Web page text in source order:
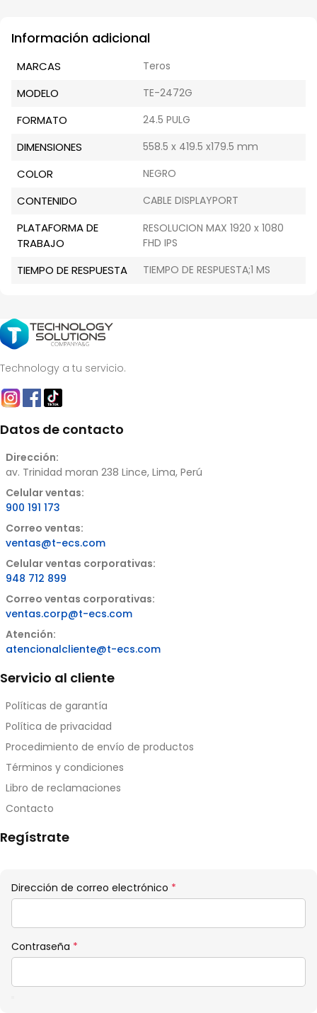
Información adicional
MARCAS Teros
MODELO TE-2472G
FORMATO 24.5 PULG
DIMENSIONES 558.5 x 419.5 x179.5 mm
COLOR NEGRO
CONTENIDO CABLE DISPLAYPORT
PLATAFORMA DE
TRABAJO
RESOLUCION MAX 1920 x 1080
FHD IPS
TIEMPO DE RESPUESTA TIEMPO DE RESPUESTA;1 MS
Technology a tu servicio.
Datos de contacto
Dirección:
av. Trinidad moran 238 Lince, Lima, Perú
Celular ventas:
900 191 173
Correo ventas:
ventas@t-ecs.com
Celular ventas corporativas:
948 712 899
Correo ventas corporativas:
ventas.corp@t-ecs.com
Atención:
atencionalcliente@t-ecs.com
Servicio al cliente
Políticas de garantía
Política de privacidad
Procedimiento de envío de productos
Términos y condiciones
Libro de reclamaciones
Contacto
Regístrate
Dirección de correo electrónico *
Contraseña *